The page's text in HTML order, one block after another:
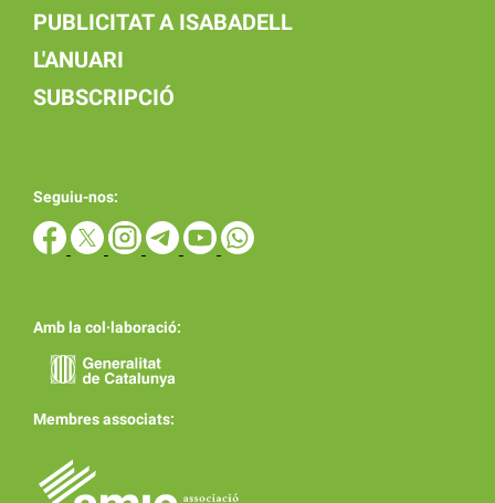
PUBLICITAT A ISABADELL
L'ANUARI
SUBSCRIPCIÓ
Seguiu-nos:
Amb la col·laboració:
Membres associats: